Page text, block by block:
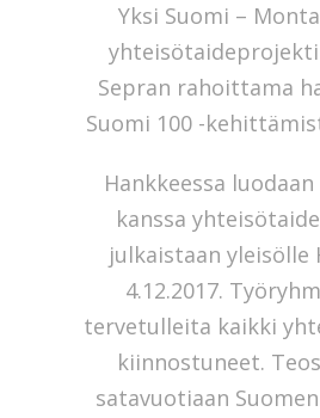
Yksi Suomi –
Sepran rahoittama
Suomi 100 -
Hankkeessa
kanssa
julkaistaan yleisölle
4.12.2017.
tervetulleita kaikki
kiinnostuneet.
satavuotiaan